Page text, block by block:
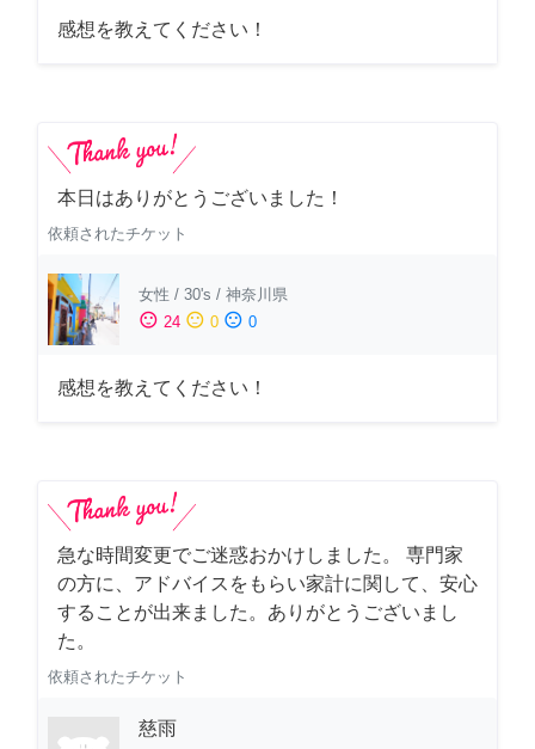
感想を教えてください！
本日はありがとうございました！
依頼されたチケット
女性 / 30's / 神奈川県
sentiment_satisfied 24 sentiment_neutral 0 sentiment_dissatisfied 0
感想を教えてください！
急な時間変更でご迷惑おかけしました。 専門家
の方に、アドバイスをもらい家計に関して、安心
することが出来ました。ありがとうございまし
た。
依頼されたチケット
慈雨